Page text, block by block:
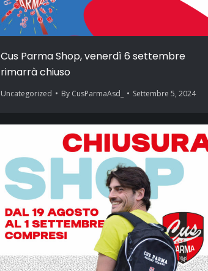
Cus Parma Shop, venerdì 6 settembre
rimarrà chiuso
Uncategorized By CusParmaAsd_ Settembre 5, 2024